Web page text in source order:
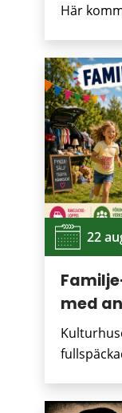
Här
22
med